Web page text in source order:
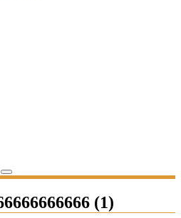
(1)